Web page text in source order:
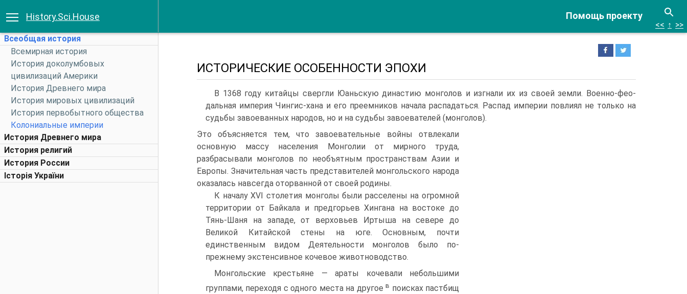
Помощь проекту
History.Sci.House
Всеобщая история
Всемирная история
История доколумбовых
цивилизаций Америки
История Древнего мира
История мировых цивилизаций
История первобытного общества
Колониальные империи
История Древнего мира
История религий
История России
Історія України
<< ↑ >>
ИСТОРИЧЕСКИЕ ОСОБЕННОСТИ ЭПОХИ
В 1368 году китайцы свергли Юаньскую династию монголов и изгнали их из своей земли. Военно-фео­
дальная империя Чингис-хана и его преемников нача­ла распадаться. Распад империи повлиял не только на
судьбы завоеванных народов, но и на судьбы заво­евателей (монголов).
Это объясняется тем, что завое­вательные войны отвлекали
основную массу населе­ния Монголии от мирного труда,
разбрасывали монго­лов по необъятным пространствам Азии и
Европы. Значительная часть представителей монгольского на­рода
оказалась навсегда оторванной от своей родины.
К началу XVI столетия монголы были расселены на огромной
территории от Байкала и предгорьев Хингана на востоке до
Тянь-Шаня на западе, от вер­ховьев Иртыша на севере до
Великой Китайской сте­ны на юге. Основным, почти
единственным видом Деятельности монголов было по-
прежнему экстенсив­ное кочевое животноводство.
Монгольские крестьяне — араты кочевали неболь­шими
группами, переходя с одного места на другоев поисках пастбищ